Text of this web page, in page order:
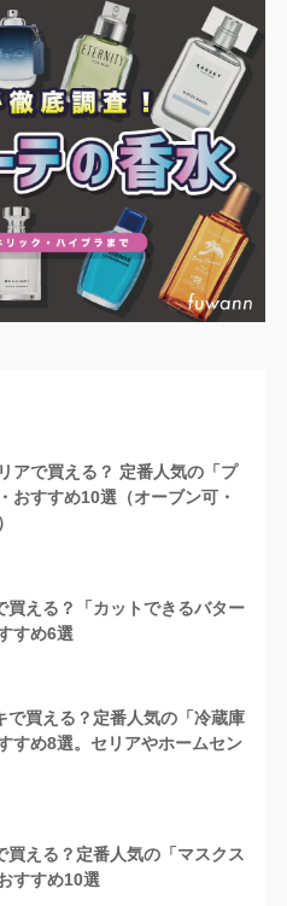
アで買える？ 定番人気の「プ
おすすめ10選（オーブン可・
買える？「カットできるバター
すめ6選
で買える？定番人気の「冷蔵庫
すめ8選。セリアやホームセン
買える？定番人気の「マスクス
すすめ10選